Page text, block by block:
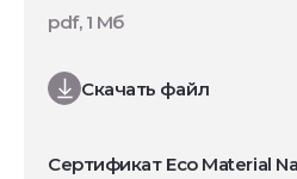
Скачать файл
pdf, 1 Мб
Сертификат Eco Material